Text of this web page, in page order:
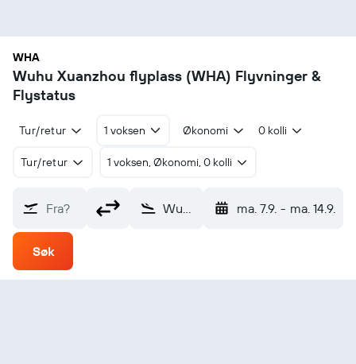
WHA
Wuhu Xuanzhou flyplass (WHA) Flyvninger &
Flystatus
Tur/retur 1 voksen Økonomi 0 kolli
Tur/retur 1 voksen, Økonomi, 0 kolli
Fra? Wuhu Xuanzhou (WHA) ma. 7.9. - ma. 14.9.
Søk